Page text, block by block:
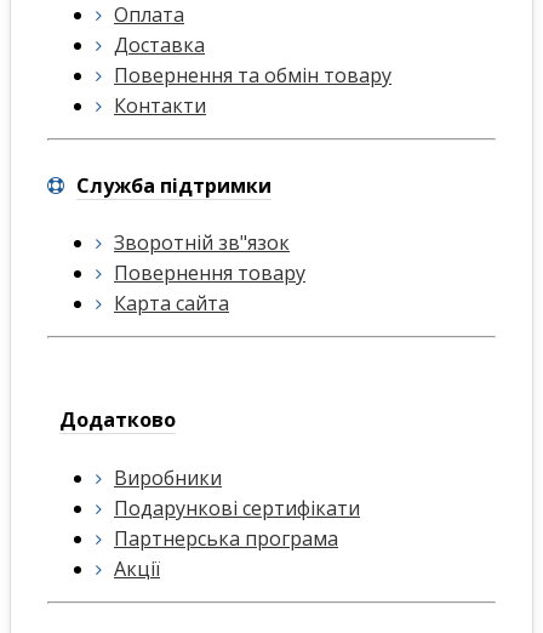
Оплата
Доставка
Повернення та обмін товару
Контакти
Служба підтримки
Зворотній зв"язок
Повернення товару
Карта сайта
Додатково
Виробники
Подарункові сертифікати
Партнерська програма
Акції